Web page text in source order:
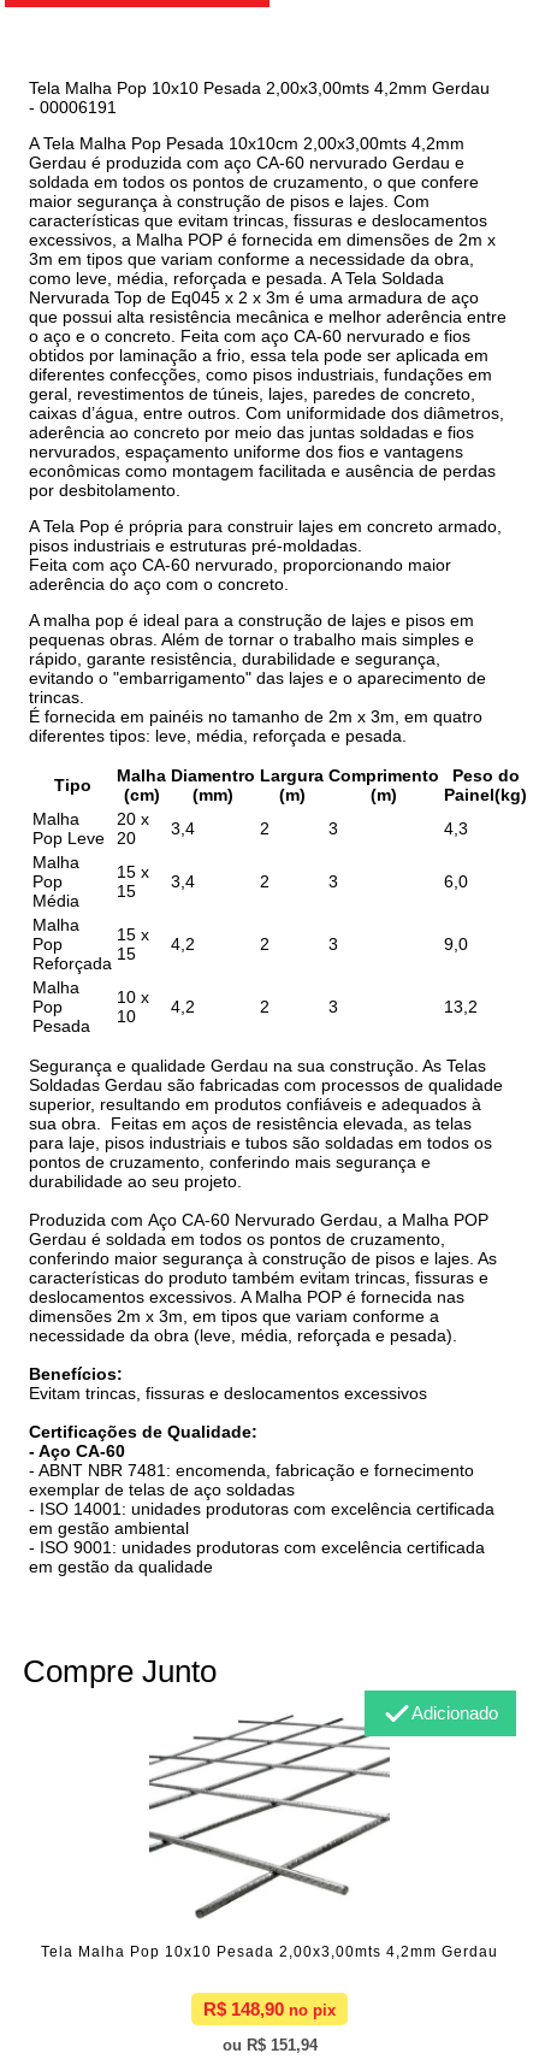
Tela Malha Pop 10x10 Pesada 2,00x3,00mts 4,2mm Gerdau
- 00006191
A Tela Malha Pop Pesada 10x10cm 2,00x3,00mts 4,2mm
Gerdau é produzida com aço CA-60 nervurado Gerdau e
soldada em todos os pontos de cruzamento, o que confere
maior segurança à construção de pisos e lajes. Com
características que evitam trincas, fissuras e deslocamentos
excessivos, a Malha POP é fornecida em dimensões de 2m x
3m em tipos que variam conforme a necessidade da obra,
como leve, média, reforçada e pesada. A Tela Soldada
Nervurada Top de Eq045 x 2 x 3m é uma armadura de aço
que possui alta resistência mecânica e melhor aderência entre
o aço e o concreto. Feita com aço CA-60 nervurado e fios
obtidos por laminação a frio, essa tela pode ser aplicada em
diferentes confecções, como pisos industriais, fundações em
geral, revestimentos de túneis, lajes, paredes de concreto,
caixas d’água, entre outros. Com uniformidade dos diâmetros,
aderência ao concreto por meio das juntas soldadas e fios
nervurados, espaçamento uniforme dos fios e vantagens
econômicas como montagem facilitada e ausência de perdas
por desbitolamento.
A Tela Pop é própria para construir lajes em concreto armado,
pisos industriais e estruturas pré-moldadas.
Feita com aço CA-60 nervurado, proporcionando maior
aderência do aço com o concreto.
A malha pop é ideal para a construção de lajes e pisos em
pequenas obras. Além de tornar o trabalho mais simples e
rápido, garante resistência, durabilidade e segurança,
evitando o "embarrigamento" das lajes e o aparecimento de
trincas.
É fornecida em painéis no tamanho de 2m x 3m, em quatro
diferentes tipos: leve, média, reforçada e pesada.
Tipo
Malha
(cm)
Diamentro
(mm)
Largura
(m)
Comprimento
(m)
Peso do
Painel(kg)
Malha
Pop Leve
20 x
20
3,4 2 3
4,3
Malha
Pop
Média
15 x
15
3,4 2 3 6,0
Malha
Pop
Reforçada
15 x
15
4,2 2 3 9,0
Malha
Pop
Pesada
10 x
10
4,2 2 3 13,2
Segurança e qualidade Gerdau na sua construção. As Telas
Soldadas Gerdau são fabricadas com processos de qualidade
superior, resultando em produtos confiáveis e adequados à
sua obra. Feitas em aços de resistência elevada, as telas
para laje, pisos industriais e tubos são soldadas em todos os
pontos de cruzamento, conferindo mais segurança e
durabilidade ao seu projeto.
Produzida com Aço CA-60 NervuradoGerdau , a Malha POP
Gerdau é soldada em todos os pontos de cruzamento,
conferindo maior segurança à construção de pisos e lajes. As
características do produto também evitam trincas, fissuras e
deslocamentos excessivos. A Malha POP é fornecida nas
dimensões 2m x 3m, em tipos que variam conforme a
necessidade da obra (leve, média, reforçada e pesada).
Benefícios:
Evitam trincas, fissuras e deslocamentos excessivos
Certificações de Qualidade:
- Aço CA-60
- ABNT NBR 7481: encomenda, fabricação e fornecimento
exemplar de telas de aço soldadas
- ISO 14001: unidades produtoras com excelência certificada
em gestão ambiental
- ISO 9001: unidades produtoras com excelência certificada
em gestão da qualidade
Compre Junto
Tela Malha Pop 10x10 Pesada 2,00x3,00mts 4,2mm Gerdau
R$ 148,90
R$ 151,94
Adicionado